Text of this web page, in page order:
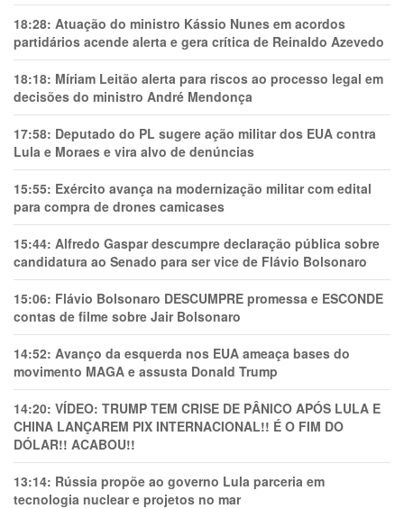
18:28: Atuação do ministro Kássio Nunes em acordos
partidários acende alerta e gera crítica de Reinaldo Azevedo
18:18: Míriam Leitão alerta para riscos ao processo legal em
decisões do ministro André Mendonça
17:58: Deputado do PL sugere ação militar dos EUA contra
Lula e Moraes e vira alvo de denúncias
15:55: Exército avança na modernização militar com edital
para compra de drones camicases
15:44: Alfredo Gaspar descumpre declaração pública sobre
candidatura ao Senado para ser vice de Flávio Bolsonaro
15:06: Flávio Bolsonaro DESCUMPRE promessa e ESCONDE
contas de filme sobre Jair Bolsonaro
14:52: Avanço da esquerda nos EUA ameaça bases do
movimento MAGA e assusta Donald Trump
14:20: VÍDEO: TRUMP TEM CRlSE DE PÂNlCO APÓS LULA E
CHINA LANÇAREM PIX INTERNACIONAL!! É O FIM DO
DÓLAR!! ACABOU!!
13:14: Rússia propõe ao governo Lula parceria em
tecnologia nuclear e projetos no mar